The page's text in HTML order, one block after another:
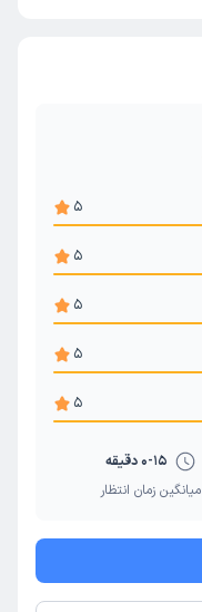
5
5
5
5
5
0-15 دقیقه
میانگین زمان انتظار